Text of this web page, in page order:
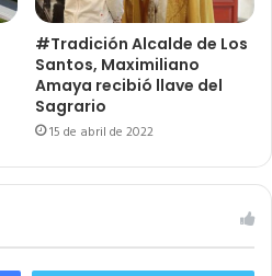
#Tradición Alcalde de Los
Santos, Maximiliano
Amaya recibió llave del
Sagrario
15 de abril de 2022